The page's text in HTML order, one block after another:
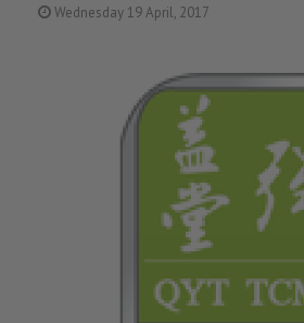
Wednesday 19 April, 2017